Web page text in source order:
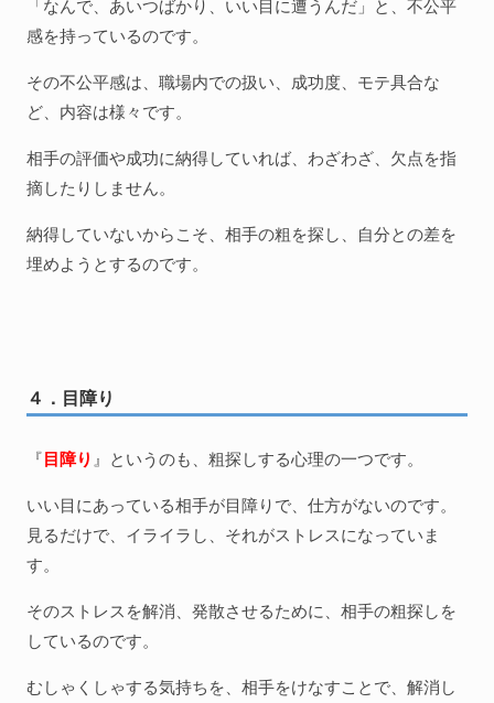
「なんで、あいつばかり、いい目に遭うんだ」と、不公平
感を持っているのです。
その不公平感は、職場内での扱い、成功度、モテ具合な
ど、内容は様々です。
相手の評価や成功に納得していれば、わざわざ、欠点を指
摘したりしません。
納得していないからこそ、相手の粗を探し、自分との差を
埋めようとするのです。
４．目障り
『目障り 』というのも、粗探しする心理の一つです。
いい目にあっている相手が目障りで、仕方がないのです。
見るだけで、イライラし、それがストレスになっていま
す。
そのストレスを解消、発散させるために、相手の粗探しを
しているのです。
むしゃくしゃする気持ちを、相手をけなすことで、解消し